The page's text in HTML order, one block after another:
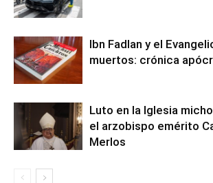
Ibn Fadlan y el
muertos: crónica
Luto en la Iglesia
el arzobispo emérito
Merlos